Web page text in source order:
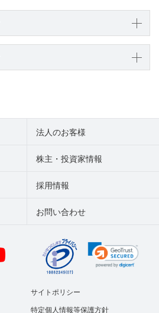
法人のお客様
株主・投資家情報
お問い合わせ
採用情報
サイトポリシー
特定個人情報等保護方針